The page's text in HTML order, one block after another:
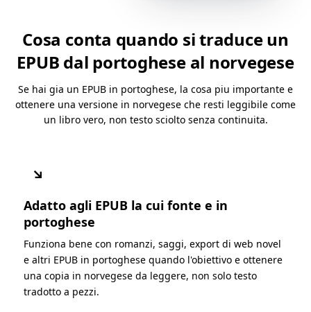
Cosa conta quando si traduce un
EPUB dal portoghese al norvegese
Se hai gia un EPUB in portoghese, la cosa piu importante e
ottenere una versione in norvegese che resti leggibile come
un libro vero, non testo sciolto senza continuita.
↘
Adatto agli EPUB la cui fonte e in
portoghese
Funziona bene con romanzi, saggi, export di web novel
e altri EPUB in portoghese quando l'obiettivo e ottenere
una copia in norvegese da leggere, non solo testo
tradotto a pezzi.